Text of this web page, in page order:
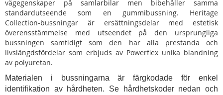
vägegenskaper på samlarbilar men bibehåller samma
standardutseende som en gummibussning. Heritage
Collection-bussningar är ersättningsdelar med estetisk
överensstämmelse med utseendet på den ursprungliga
bussningen samtidigt som den har alla prestanda och
livslängdsfördelar som erbjuds av Powerflex unika blandning
av polyuretan.
Materialen i bussningarna är färgkodade för enkel
identifikation av hårdheten. Se hårdhetskoder nedan och